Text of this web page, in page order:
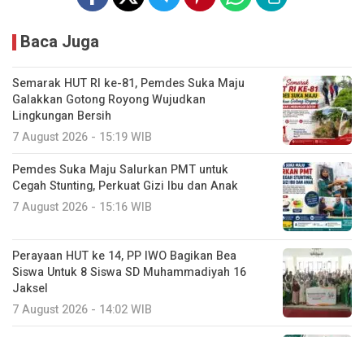
Baca Juga
Semarak HUT RI ke-81, Pemdes Suka Maju
Galakkan Gotong Royong Wujudkan
Lingkungan Bersih
7 August 2026 - 15:19 WIB
Pemdes Suka Maju Salurkan PMT untuk
Cegah Stunting, Perkuat Gizi Ibu dan Anak
7 August 2026 - 15:16 WIB
Perayaan HUT ke 14, PP IWO Bagikan Bea
Siswa Untuk 8 Siswa SD Muhammadiyah 16
Jaksel
7 August 2026 - 14:02 WIB